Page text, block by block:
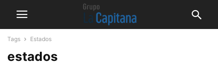
Tags Estados
estados